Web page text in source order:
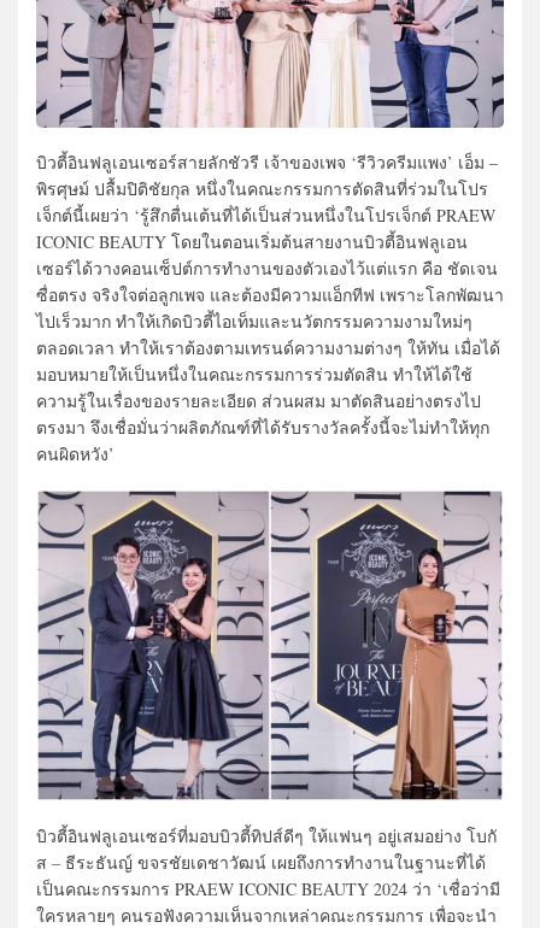
บิวตี้อินฟลูเอนเซอร์สายลักชัวรี เจ้าของเพจ ‘รีวิวครีมแพง’ เอ็ม –
พิรศุษม์ ปลื้มปิติชัยกุล หนึ่งในคณะกรรมการตัดสินที่ร่วมในโปร
เจ็กต์นี้เผยว่า ‘รู้สึกตื่นเต้นที่ได้เป็นส่วนหนึ่งในโปรเจ็กต์ PRAEW
ICONIC BEAUTY โดยในตอนเริ่มต้นสายงานบิวตี้อินฟลูเอน
เซอร์ได้วางคอนเซ็ปต์การทำงานของตัวเองไว้แต่แรก คือ ชัดเจน
ซื่อตรง จริงใจต่อลูกเพจ และต้องมีความแอ็กทีฟ เพราะโลกพัฒนา
ไปเร็วมาก ทำให้เกิดบิวตี้ไอเท็มและนวัตกรรมความงามใหม่ๆ
ตลอดเวลา ทำให้เราต้องตามเทรนด์ความงามต่างๆ ให้ทัน เมื่อได้
มอบหมายให้เป็นหนึ่งในคณะกรรมการร่วมตัดสิน ทำให้ได้ใช้
ความรู้ในเรื่องของรายละเอียด ส่วนผสม มาตัดสินอย่างตรงไป
ตรงมา จึงเชื่อมั่นว่าผลิตภัณฑ์ที่ได้รับรางวัลครั้งนี้จะไม่ทำให้ทุก
คนผิดหวัง’
บิวตี้อินฟลูเอนเซอร์ที่มอบบิวตี้ทิปส์ดีๆ ให้แฟนๆ อยู่เสมอย่าง โบกั
ส – ธีระธันญ์ ขจรชัยเดชาวัฒน์ เผยถึงการทำงานในฐานะที่ได้
เป็นคณะกรรมการ PRAEW ICONIC BEAUTY 2024 ว่า ‘เชื่อว่ามี
ใครหลายๆ คนรอฟังความเห็นจากเหล่าคณะกรรมการ เพื่อจะนำ